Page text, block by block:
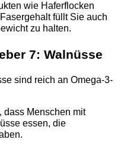
wie Haferflocken
füllt Sie auch
zu halten.
7: Walnüsse
sind reich an Omega-3-
dass Menschen mit
essen, die